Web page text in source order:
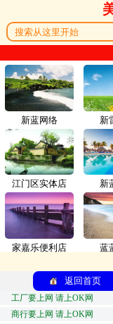
新蓝网络 新
江门区实体店 新
家嘉乐便利店 蓝
返回首页
工厂要上网 请上OK网
商行要上网 请上OK网